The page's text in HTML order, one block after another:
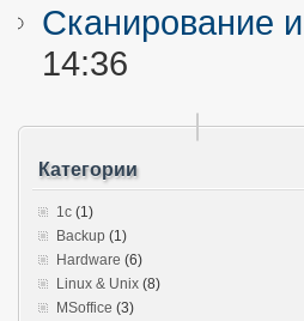
Сканирование
14:36
Категории
1c (1)
Backup (1)
Hardware (6)
Linux & Unix (8)
MSoffice (3)